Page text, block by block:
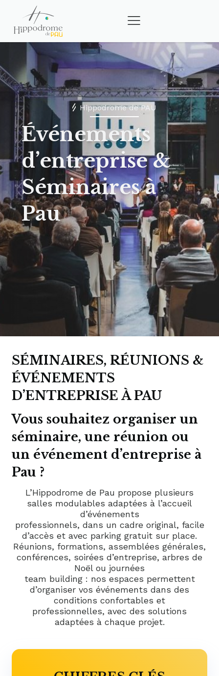
Hippodrome de PAU
Événements
d’entreprise &
Séminaires à
Pau
SÉMINAIRES, RÉUNIONS &
ÉVÉNEMENTS
D’ENTREPRISE À PAU
Vous souhaitez organiser un
séminaire, une réunion ou
un événement d’entreprise à
Pau ?
L’Hippodrome de Pau propose plusieurs
salles modulables adaptées à l’accueil
d’événements
professionnels, dans un cadre original, facile
d’accès et avec parking gratuit sur place.
Réunions, formations, assemblées générales,
conférences, soirées d’entreprise, arbres de
Noël ou journées
team building : nos espaces permettent
d’organiser vos événements dans des
conditions confortables et
professionnelles, avec des solutions
adaptées à chaque projet.